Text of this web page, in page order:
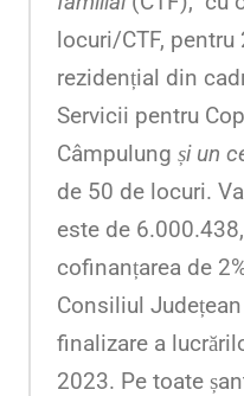
locuri/CTF,
rezidențial din
Servicii pentru
Câmpulung și un
de 50 de locuri.
este de
cofinanțarea de
Consiliul
finalizare a
2023. Pe toate